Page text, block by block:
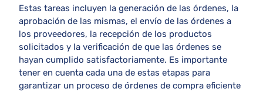
Estas tareas incluyen la generación de las órdenes, la
aprobación de las mismas, el envío de las órdenes a
los proveedores, la recepción de los productos
solicitados y la verificación de que las órdenes se
hayan cumplido satisfactoriamente. Es importante
tener en cuenta cada una de estas etapas para
garantizar un proceso de órdenes de compra eficiente